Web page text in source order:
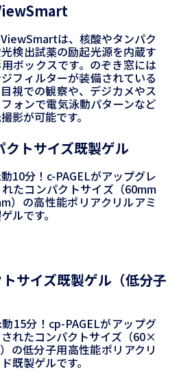
は、核酸やタンパク
検出試薬の励起光源を内蔵す
ボックスです。のぞき窓には
フィルターが装備されている
視での観察や、デジカメやス
ォンで電気泳動パターンなど
影が可能です。
クトサイズ既製ゲル
10分！c-PAGELがアップグレ
たコンパクトサイズ（60mm
）の高性能ポリアクリルアミ
ルです。
サイズ既製ゲル（低分子
15分！cp-PAGELがアップグ
されたコンパクトサイズ（60×
の低分子用高性能ポリアクリ
既製ゲルです。